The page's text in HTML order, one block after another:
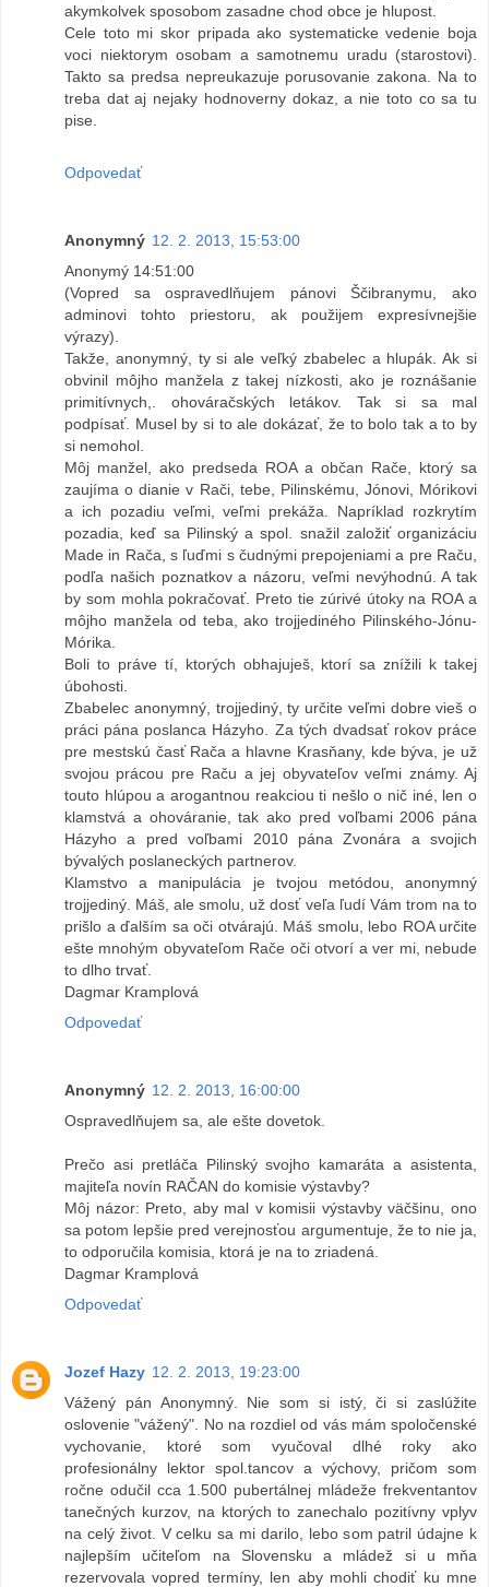
akymkolvek sposobom zasadne chod obce je hlupost.
Cele toto mi skor pripada ako systematicke vedenie boja
voci niektorym osobam a samotnemu uradu (starostovi).
Takto sa predsa nepreukazuje porusovanie zakona. Na to
treba dat aj nejaky hodnoverny dokaz, a nie toto co sa tu
pise.
Odpovedať
Anonymný 12. 2. 2013, 15:53:00
Anonymý 14:51:00
(Vopred sa ospravedlňujem pánovi Ščibranymu, ako
adminovi tohto priestoru, ak použijem expresívnejšie
výrazy).
Takže, anonymný, ty si ale veľký zbabelec a hlupák. Ak si
obvinil môjho manžela z takej nízkosti, ako je roznášanie
primitívnych,. ohováračských letákov. Tak si sa mal
podpísať. Musel by si to ale dokázať, že to bolo tak a to by
si nemohol.
Môj manžel, ako predseda ROA a občan Rače, ktorý sa
zaujíma o dianie v Rači, tebe, Pilinskému, Jónovi, Mórikovi
a ich pozadiu veľmi, veľmi prekáža. Napríklad rozkrytím
pozadia, keď sa Pilinský a spol. snažil založiť organizáciu
Made in Rača, s ľuďmi s čudnými prepojeniami a pre Raču,
podľa našich poznatkov a názoru, veľmi nevýhodnú. A tak
by som mohla pokračovať. Preto tie zúrivé útoky na ROA a
môjho manžela od teba, ako trojjediného Pilinského-Jónu-
Mórika.
Boli to práve tí, ktorých obhajuješ, ktorí sa znížili k takej
úbohosti.
Zbabelec anonymný, trojjediný, ty určite veľmi dobre vieš o
práci pána poslanca Házyho. Za tých dvadsať rokov práce
pre mestskú časť Rača a hlavne Krasňany, kde býva, je už
svojou prácou pre Raču a jej obyvateľov veľmi známy. Aj
touto hlúpou a arogantnou reakciou ti nešlo o nič iné, len o
klamstvá a ohováranie, tak ako pred voľbami 2006 pána
Házyho a pred voľbami 2010 pána Zvonára a svojich
bývalých poslaneckých partnerov.
Klamstvo a manipulácia je tvojou metódou, anonymný
trojjediný. Máš, ale smolu, už dosť veľa ľudí Vám trom na to
prišlo a ďalším sa oči otvárajú. Máš smolu, lebo ROA určite
ešte mnohým obyvateľom Rače oči otvorí a ver mi, nebude
to dlho trvať.
Dagmar Kramplová
Odpovedať
Anonymný 12. 2. 2013, 16:00:00
Ospravedlňujem sa, ale ešte dovetok.
Prečo asi pretláča Pilinský svojho kamaráta a asistenta,
majiteľa novín RAČAN do komisie výstavby?
Môj názor: Preto, aby mal v komisii výstavby väčšinu, ono
sa potom lepšie pred verejnosťou argumentuje, že to nie ja,
to odporučila komisia, ktorá je na to zriadená.
Dagmar Kramplová
Odpovedať
Jozef Hazy 12. 2. 2013, 19:23:00
Vážený pán Anonymný. Nie som si istý, či si zaslúžite
oslovenie "vážený". No na rozdiel od vás mám spoločenské
vychovanie, ktoré som vyučoval dlhé roky ako
profesionálny lektor spol.tancov a výchovy, pričom som
ročne odučil cca 1.500 pubertálnej mládeže frekventantov
tanečných kurzov, na ktorých to zanechalo pozitívny vplyv
na celý život. V celku sa mi darilo, lebo som patril údajne k
najlepším učiteľom na Slovensku a mládež si u mňa
rezervovala vopred termíny, len aby mohli chodiť ku mne